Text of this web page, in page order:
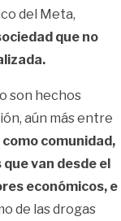
del Meta,
que no
son hechos
aún más entre
comunidad,
van desde el
económicos, e
de las drogas